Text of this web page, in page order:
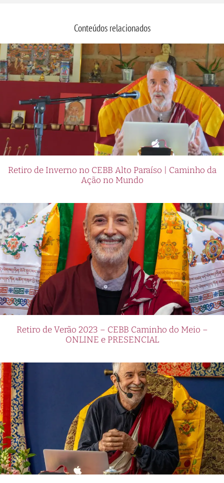
Conteúdos relacionados
Retiro de Inverno no CEBB Alto Paraíso | Caminho da
Ação no Mundo
Retiro de Verão 2023 – CEBB Caminho do Meio –
ONLINE e PRESENCIAL